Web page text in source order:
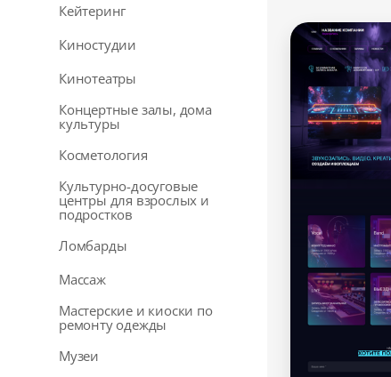
Кейтеринг
Киностудии
Кинотеатры
Концертные залы, дома
культуры
Косметология
Культурно-досуговые
центры для взрослых и
подростков
Ломбарды
Массаж
Мастерские и киоски по
ремонту одежды
Музеи